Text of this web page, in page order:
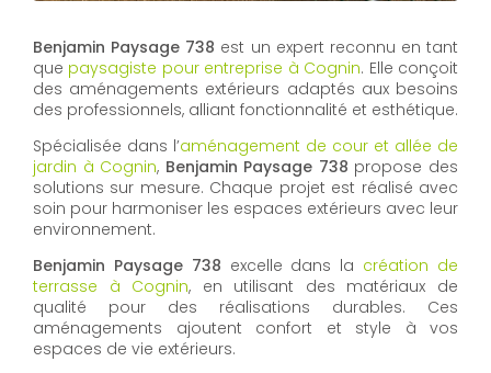
Benjamin Paysage 738 est un expert reconnu en tant
que paysagiste pour entreprise à Cognin. Elle conçoit
des aménagements extérieurs adaptés aux besoins
des professionnels, alliant fonctionnalité et esthétique.
Spécialisée dans l’aménagement de cour et allée de
jardin à Cognin, Benjamin Paysage 738 propose des
solutions sur mesure. Chaque projet est réalisé avec
soin pour harmoniser les espaces extérieurs avec leur
environnement.
Benjamin Paysage 738 excelle dans la création de
terrasse à Cognin, en utilisant des matériaux de
qualité pour des réalisations durables. Ces
aménagements ajoutent confort et style à vos
espaces de vie extérieurs.